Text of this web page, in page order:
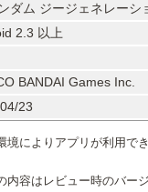
ダム ジージェネレーシ
2.3 以上
BANDAI Games Inc.
23
によりアプリが利用で
容はレビュー時のバー